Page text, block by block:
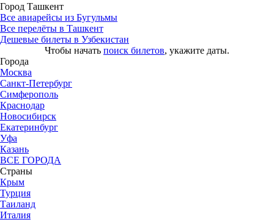
Город Ташкент
Все авиарейсы из Бугульмы
Все перелёты в Ташкент
Дешевые билеты в Узбекистан
Чтобы начать поиск билетов, укажите даты.
Города
Москва
Санкт-Петербург
Симферополь
Краснодар
Новосибирск
Екатеринбург
Уфа
Казань
ВСЕ ГОРОДА
Страны
Крым
Турция
Таиланд
Италия